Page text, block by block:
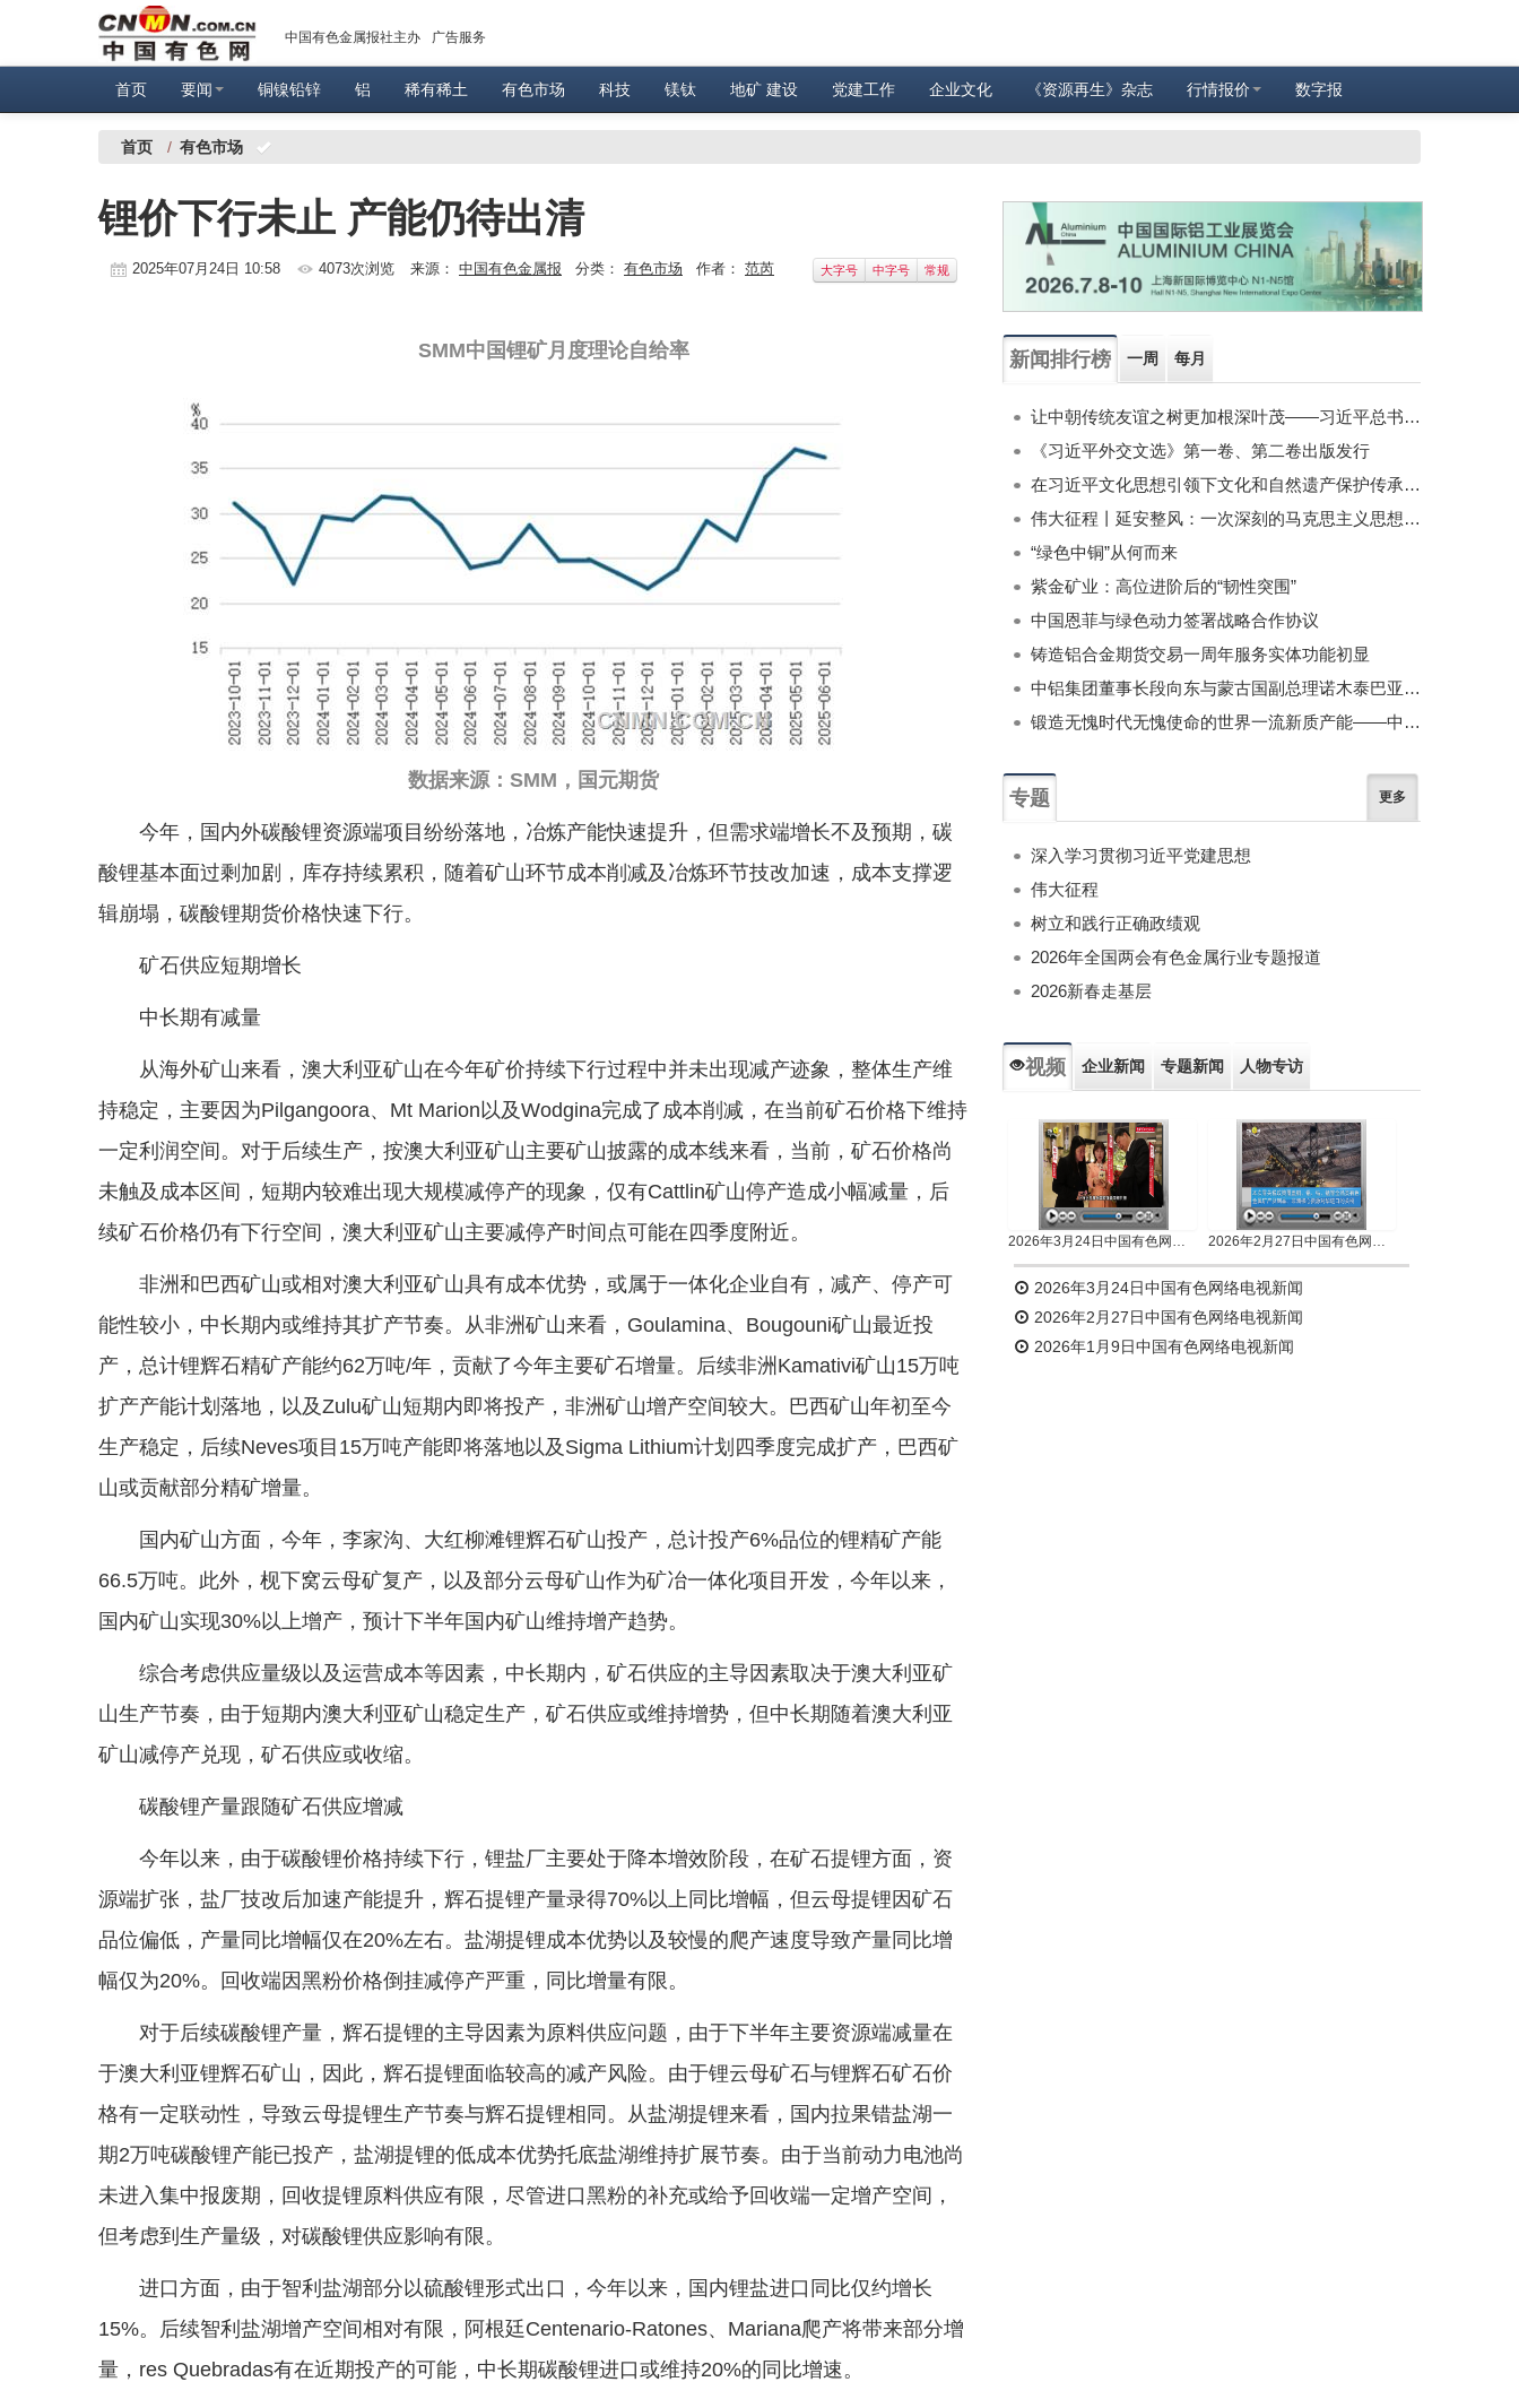
中国有色金属报社主办 广告服务
首页 要闻 铜镍铅锌 铝 稀有稀土 有色市场 科技 镁钛 地矿 建设 党建工作 企业文化 《资源再生》杂志 行情报价 数字报
首页 / 有色市场
锂价下行未止 产能仍待出清
2025年07月24日 10:58 4073次浏览 来源： 中国有色金属报 分类： 有色市场 作者： 范芮 大字号 中字号 常规
SMM中国锂矿月度理论自给率
数据来源：SMM，国元期货
今年，国内外碳酸锂资源端项目纷纷落地，冶炼产能快速提升，但需求端增长不及预期，碳
酸锂基本面过剩加剧，库存持续累积，随着矿山环节成本削减及冶炼环节技改加速，成本支撑逻
辑崩塌，碳酸锂期货价格快速下行。
矿石供应短期增长
中长期有减量
从海外矿山来看，澳大利亚矿山在今年矿价持续下行过程中并未出现减产迹象，整体生产维
持稳定，主要因为Pilgangoora、Mt Marion以及Wodgina完成了成本削减，在当前矿石价格下维持
一定利润空间。对于后续生产，按澳大利亚矿山主要矿山披露的成本线来看，当前，矿石价格尚
未触及成本区间，短期内较难出现大规模减停产的现象，仅有Cattlin矿山停产造成小幅减量，后
续矿石价格仍有下行空间，澳大利亚矿山主要减停产时间点可能在四季度附近。
非洲和巴西矿山或相对澳大利亚矿山具有成本优势，或属于一体化企业自有，减产、停产可
能性较小，中长期内或维持其扩产节奏。从非洲矿山来看，Goulamina、Bougouni矿山最近投
产，总计锂辉石精矿产能约62万吨/年，贡献了今年主要矿石增量。后续非洲Kamativi矿山15万吨
扩产产能计划落地，以及Zulu矿山短期内即将投产，非洲矿山增产空间较大。巴西矿山年初至今
生产稳定，后续Neves项目15万吨产能即将落地以及Sigma Lithium计划四季度完成扩产，巴西矿
山或贡献部分精矿增量。
国内矿山方面，今年，李家沟、大红柳滩锂辉石矿山投产，总计投产6%品位的锂精矿产能
66.5万吨。此外，枧下窝云母矿复产，以及部分云母矿山作为矿冶一体化项目开发，今年以来，
国内矿山实现30%以上增产，预计下半年国内矿山维持增产趋势。
综合考虑供应量级以及运营成本等因素，中长期内，矿石供应的主导因素取决于澳大利亚矿
山生产节奏，由于短期内澳大利亚矿山稳定生产，矿石供应或维持增势，但中长期随着澳大利亚
矿山减停产兑现，矿石供应或收缩。
碳酸锂产量跟随矿石供应增减
今年以来，由于碳酸锂价格持续下行，锂盐厂主要处于降本增效阶段，在矿石提锂方面，资
源端扩张，盐厂技改后加速产能提升，辉石提锂产量录得70%以上同比增幅，但云母提锂因矿石
品位偏低，产量同比增幅仅在20%左右。盐湖提锂成本优势以及较慢的爬产速度导致产量同比增
幅仅为20%。回收端因黑粉价格倒挂减停产严重，同比增量有限。
对于后续碳酸锂产量，辉石提锂的主导因素为原料供应问题，由于下半年主要资源端减量在
于澳大利亚锂辉石矿山，因此，辉石提锂面临较高的减产风险。由于锂云母矿石与锂辉石矿石价
格有一定联动性，导致云母提锂生产节奏与辉石提锂相同。从盐湖提锂来看，国内拉果错盐湖一
期2万吨碳酸锂产能已投产，盐湖提锂的低成本优势托底盐湖维持扩展节奏。由于当前动力电池尚
未进入集中报废期，回收提锂原料供应有限，尽管进口黑粉的补充或给予回收端一定增产空间，
但考虑到生产量级，对碳酸锂供应影响有限。
进口方面，由于智利盐湖部分以硫酸锂形式出口，今年以来，国内锂盐进口同比仅约增长
15%。后续智利盐湖增产空间相对有限，阿根廷Centenario-Ratones、Mariana爬产将带来部分增
量，res Quebradas有在近期投产的可能，中长期碳酸锂进口或维持20%的同比增速。
新闻排行榜 一周 每月
让中朝传统友谊之树更加根深叶茂——习近平总书记对朝鲜进行国事访问纪实
《习近平外交文选》第一卷、第二卷出版发行
在习近平文化思想引领下文化和自然遗产保护传承利用工作开创新局面
伟大征程丨延安整风：一次深刻的马克思主义思想教育运动
“绿色中铜”从何而来
紫金矿业：高位进阶后的“韧性突围”
中国恩菲与绿色动力签署战略合作协议
铸造铝合金期货交易一周年服务实体功能初显
中铝集团董事长段向东与蒙古国副总理诺木泰巴亚尔举行会谈
锻造无愧时代无愧使命的世界一流新质产能——中国有色金属工业的战略应对与破局之道（二）
专题 更多
深入学习贯彻习近平党建思想
伟大征程
树立和践行正确政绩观
2026年全国两会有色金属行业专题报道
2026新春走基层
视频 企业新闻 专题新闻 人物专访
2026年3月24日中国有色网络电视新闻 2026年2月27日中国有色网络电视新闻
2026年3月24日中国有色网络电视新闻
2026年2月27日中国有色网络电视新闻
2026年1月9日中国有色网络电视新闻